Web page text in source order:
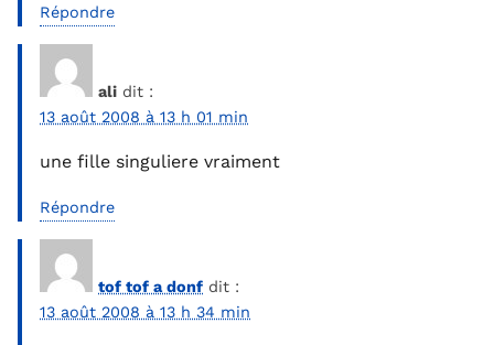
Répondre
ali dit :
13 août 2008 à 13 h 01 min
une fille singuliere vraiment
Répondre
tof tof a donf dit :
13 août 2008 à 13 h 34 min